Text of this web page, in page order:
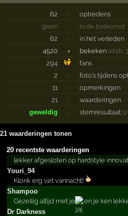
62 ·
optredens
geen
·
in de toekomst
62
·
in het verleden
4520
× bekeken sinds
294
fans
2
·
foto's tijdens
11
·
opmerkingen
21
·
waarderingen
geweldig
· stemresultaat
21 waarderingen tonen
20 recentste waarderingen
lekker afgesloten op hardstyle
Youri_94
Klonk erg vet vannacht!
Shampoo
Gezellig altijd met je
en je ken
Dr Darkness